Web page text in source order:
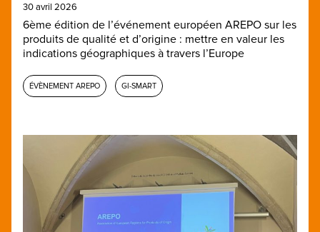
30 avril 2026
6ème édition de l’événement européen AREPO sur les
produits de qualité et d’origine : mettre en valeur les
indications géographiques à travers l’Europe
ÉVÈNEMENT AREPO GI-SMART